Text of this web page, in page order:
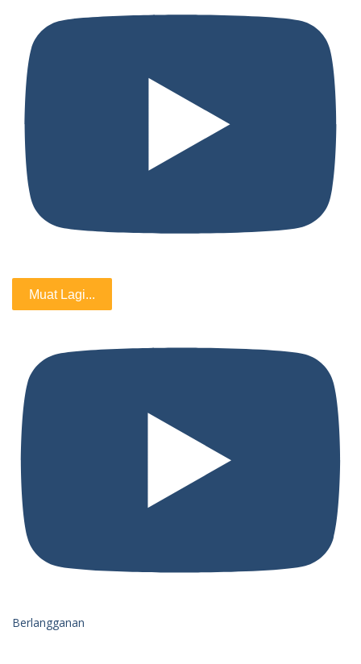
Muat Lagi...
Berlangganan